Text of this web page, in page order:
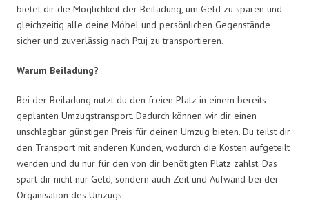
bietet dir die Möglichkeit der Beiladung, um Geld zu sparen und
gleichzeitig alle deine Möbel und persönlichen Gegenstände
sicher und zuverlässig nach Ptuj zu transportieren.
Warum Beiladung?
Bei der Beiladung nutzt du den freien Platz in einem bereits
geplanten Umzugstransport. Dadurch können wir dir einen
unschlagbar günstigen Preis für deinen Umzug bieten. Du teilst dir
den Transport mit anderen Kunden, wodurch die Kosten aufgeteilt
werden und du nur für den von dir benötigten Platz zahlst. Das
spart dir nicht nur Geld, sondern auch Zeit und Aufwand bei der
Organisation des Umzugs.